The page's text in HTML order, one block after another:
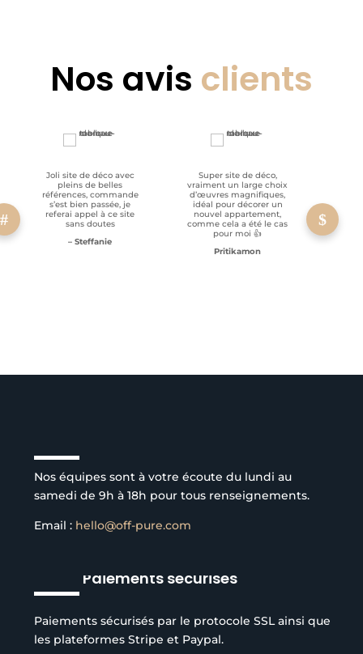
Nos avis clients
Joli site de déco avec
pleins de belles
références, commande
s’est bien passée, je
referai appel à ce site
sans doutes
– Steffanie
Super site de déco,
vraiment un large choix
d’œuvres magnifiques,
idéal pour décorer un
nouvel appartement,
comme cela a été le cas
pour moi 👍
Pritikamon
Nos équipes sont à votre écoute du lundi au
samedi de 9h à 18h pour tous renseignements.
Email : hello@off-pure.com
Paiements sécurisés
Paiements sécurisés par le protocole SSL ainsi que
les plateformes Stripe et Paypal.